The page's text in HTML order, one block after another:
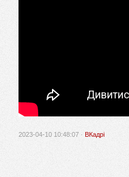
2023-04-10 10:48:07 · ВКадрі